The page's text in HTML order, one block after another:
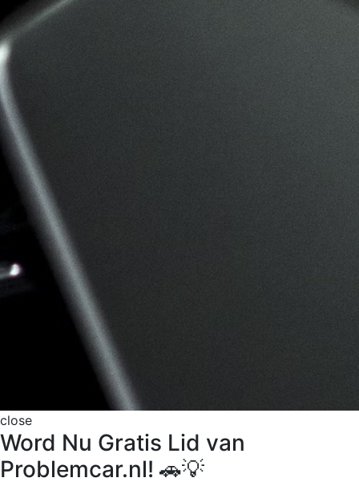
close
Word Nu Gratis Lid van
Problemcar.nl! 🚗💡